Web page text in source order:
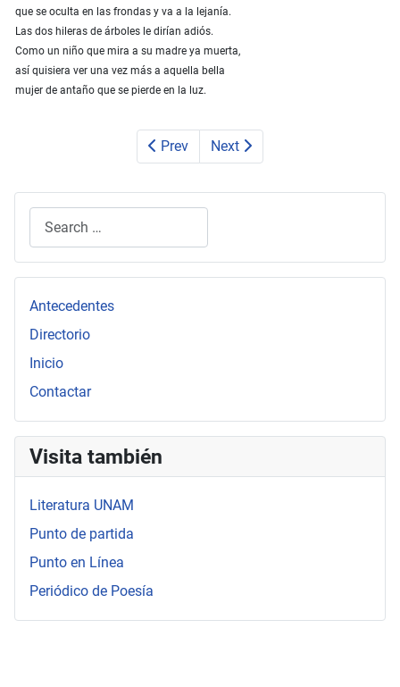
que se oculta en las frondas y va a la lejanía.
Las dos hileras de árboles le dirían adiós.
Como un niño que mira a su madre ya muerta,
así quisiera ver una vez más a aquella bella
mujer de antaño que se pierde en la luz.
Prev Next
Antecedentes
Directorio
Inicio
Contactar
Visita también
Literatura UNAM
Punto de partida
Punto en Línea
Periódico de Poesía